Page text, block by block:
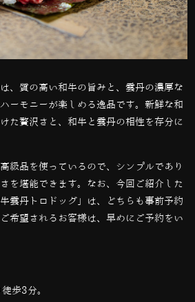
、質の高い和牛の旨みと、雲丹の濃厚な
ーモニーが楽しめる逸品です。新鮮な和
た贅沢さと、和牛と雲丹の相性を存分に
級品を使っているので、シンプルであり
を堪能できます。なお、今回ご紹介した
雲丹トロドッグ」は、どちらも事前予約
希望されるお客様は、早めにご予約をい
歩3分。